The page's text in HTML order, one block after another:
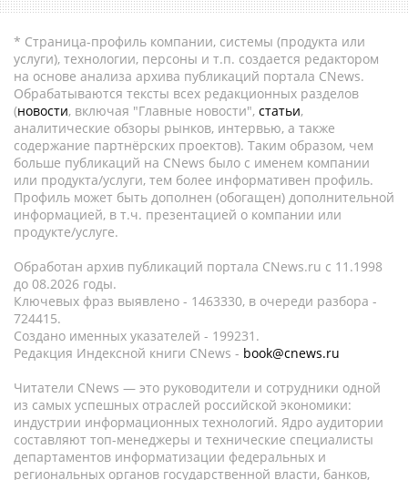
* Страница-профиль компании, системы (продукта или
услуги), технологии, персоны и т.п. создается редактором
на основе анализа архива публикаций портала CNews.
Обрабатываются тексты всех редакционных разделов
(новости, включая "Главные новости", статьи,
аналитические обзоры рынков, интервью, а также
содержание партнёрских проектов). Таким образом, чем
больше публикаций на CNews было с именем компании
или продукта/услуги, тем более информативен профиль.
Профиль может быть дополнен (обогащен) дополнительной
информацией, в т.ч. презентацией о компании или
продукте/услуге.
Обработан архив публикаций портала CNews.ru c 11.1998
до 08.2026 годы.
Ключевых фраз выявлено - 1463330, в очереди разбора -
724415.
Создано именных указателей - 199231.
Редакция Индексной книги CNews - book@cnews.ru
Читатели CNews — это руководители и сотрудники одной
из самых успешных отраслей российской экономики:
индустрии информационных технологий. Ядро аудитории
составляют топ-менеджеры и технические специалисты
департаментов информатизации федеральных и
региональных органов государственной власти, банков,